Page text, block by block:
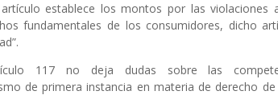
establece los montos por las violaciones
fundamentales de los consumidores, dicho
117 no deja dudas sobre las
de primera instancia en materia de derecho